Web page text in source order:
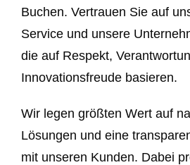
Buchen. Vertrauen Sie auf
Service und unsere
die auf Respekt,
Innovationsfreude basieren.
Wir legen größten Wert auf
Lösungen und eine
mit unseren Kunden. Dabei